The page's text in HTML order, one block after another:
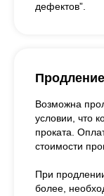
дефектов”.
Возможна
условии, что
проката.
стоимости
При
более,